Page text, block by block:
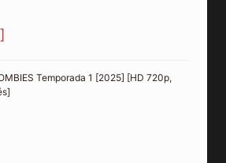
Temporada 1 [2025] [HD 720p,